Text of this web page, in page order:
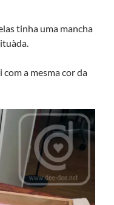
tinha uma mancha
a mesma cor da